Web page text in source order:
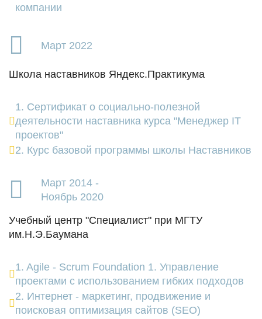
компании
Март 2022
Школа наставников Яндекс.Практикума
1. Сертификат о социально-полезной
деятельности наставника курса "Менеджер IT
проектов"
2. Курс базовой программы школы Наставников
Март 2014 -
Ноябрь 2020
Учебный центр "Специалист" при МГТУ
им.Н.Э.Баумана
1. Agile - Scrum Foundation 1. Управление
проектами с использованием гибких подходов
2. Интернет - маркетинг, продвижение и
поисковая оптимизация сайтов (SEO)